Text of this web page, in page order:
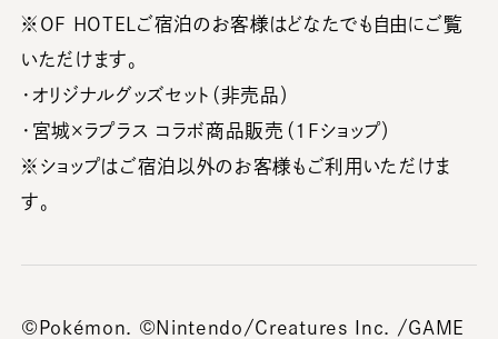
※OF HOTELご宿泊のお客様はどなたでも自由にご覧
いただけます。
・オリジナルグッズセット（非売品）
・宮城×ラプラス コラボ商品販売（1Fショップ）
※ショップはご宿泊以外のお客様もご利用いただけま
す。
©Pokémon. ©Nintendo/Creatures Inc. /GAME